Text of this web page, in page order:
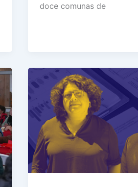
doce comunas de